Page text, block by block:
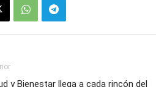
y Bienestar llega a cada rincón del